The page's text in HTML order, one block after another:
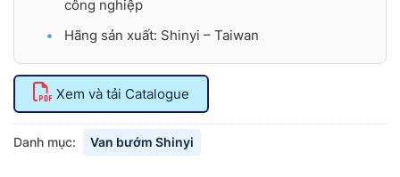
công nghiệp
Hãng sản xuất: Shinyi – Taiwan
Xem và tải Catalogue
Danh mục: Van bướm Shinyi